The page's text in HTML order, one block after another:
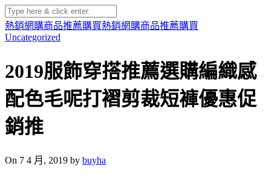
熱銷網購商品推薦購買熱銷網購商品推薦購買
Uncategorized
2019服飾穿搭推薦選購編織感
配色毛呢打褶剪裁短褲優惠促
銷推
On 7 4 月, 2019 by buyha